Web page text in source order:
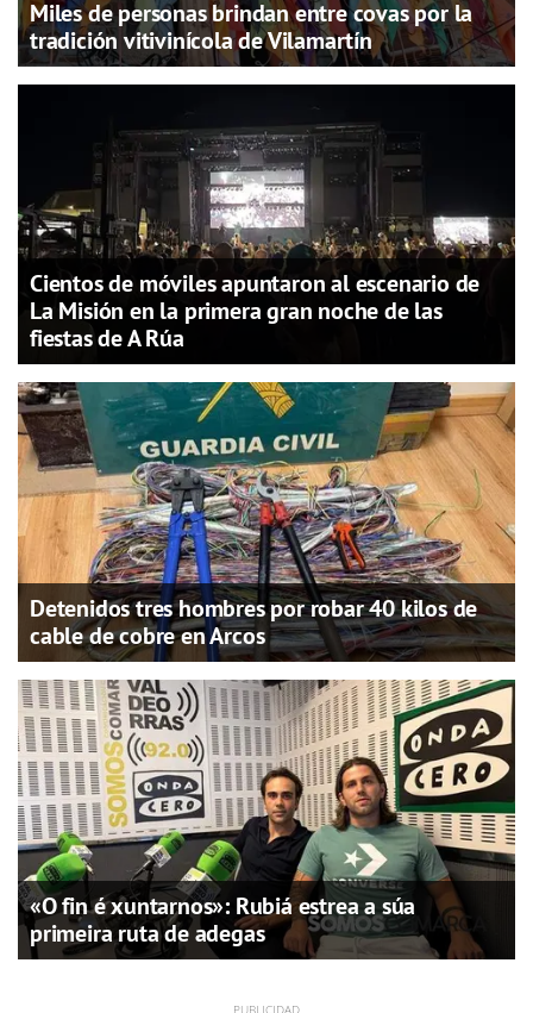
Miles de personas brindan entre covas por la
tradición vitivinícola de Vilamartín
Cientos de móviles apuntaron al escenario de
La Misión en la primera gran noche de las
fiestas de A Rúa
Detenidos tres hombres por robar 40 kilos de
cable de cobre en Arcos
«O fin é xuntarnos»: Rubiá estrea a súa
primeira ruta de adegas